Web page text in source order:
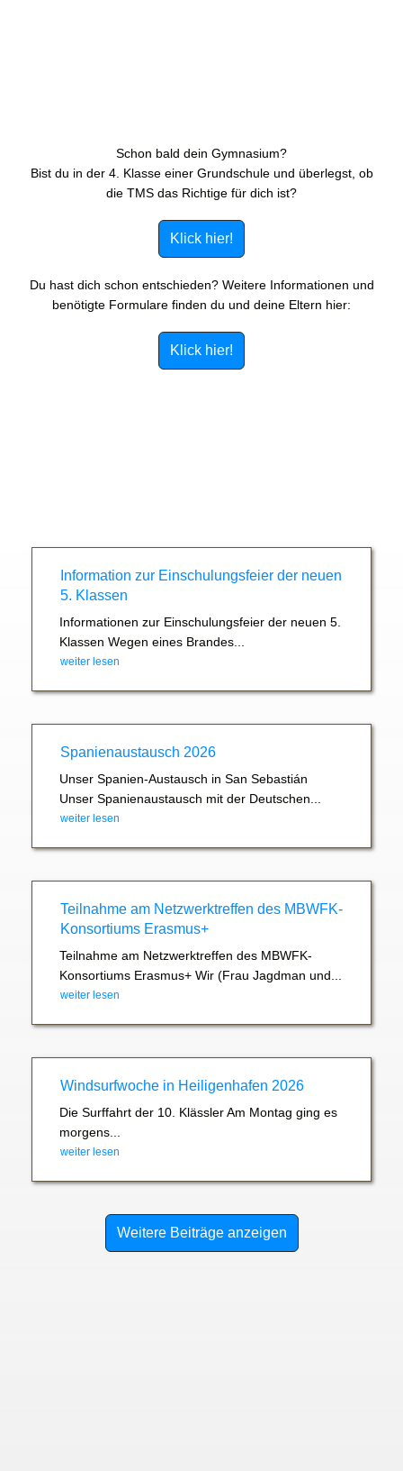
Schon bald dein Gymnasium?
Bist du in der 4. Klasse einer Grundschule und überlegst, ob
die TMS das Richtige für dich ist?
Klick hier!
Du hast dich schon entschieden? Weitere Informationen und
benötigte Formulare finden du und deine Eltern hier:
Klick hier!
Information zur Einschulungsfeier der neuen
5. Klassen
Informationen zur Einschulungsfeier der neuen 5.
Klassen Wegen eines Brandes...
weiter lesen
Spanienaustausch 2026
Unser Spanien-Austausch in San Sebastián
Unser Spanienaustausch mit der Deutschen...
weiter lesen
Teilnahme am Netzwerktreffen des MBWFK-
Konsortiums Erasmus+
Teilnahme am Netzwerktreffen des MBWFK-
Konsortiums Erasmus+ Wir (Frau Jagdman und...
weiter lesen
Windsurfwoche in Heiligenhafen 2026
Die Surffahrt der 10. Klässler Am Montag ging es
morgens...
weiter lesen
Weitere Beiträge anzeigen